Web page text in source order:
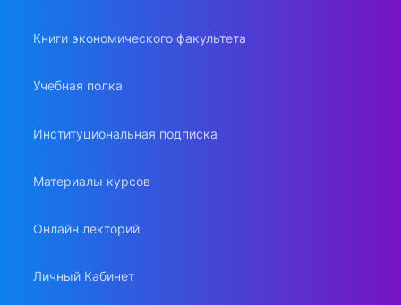
Книги экономического факультета
Учебная полка
Институциональная подписка
Материалы курсов
Онлайн лекторий
Личный Кабинет